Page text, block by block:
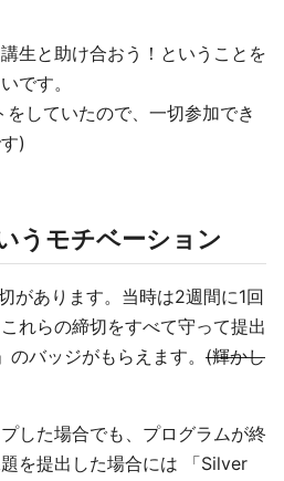
生と助け合おう！ということを
です。
していたので、一切参加でき
)
うモチベーション
があります。当時は2週間に1回
れらの締切をすべて守って提出
バッジがもらえます。 (輝かし
した場合でも、プログラムが終
を提出した場合には 「Silver